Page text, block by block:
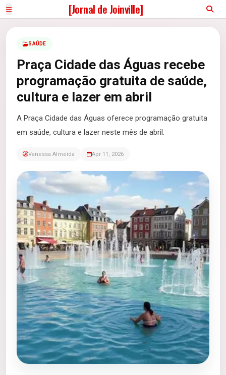
[Jornal de Joinville]
SAÚDE
Praça Cidade das Águas recebe
programação gratuita de saúde,
cultura e lazer em abril
A Praça Cidade das Águas oferece programação gratuita
em saúde, cultura e lazer neste mês de abril.
Vanessa Almeida Apr 11, 2026